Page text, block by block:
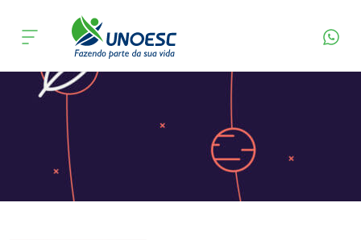
Cursos
Onde estamos
Atendimento ao Estudante